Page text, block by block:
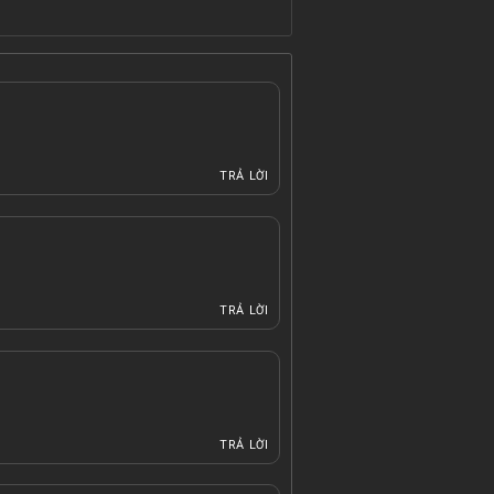
TRẢ LỜI
TRẢ LỜI
TRẢ LỜI